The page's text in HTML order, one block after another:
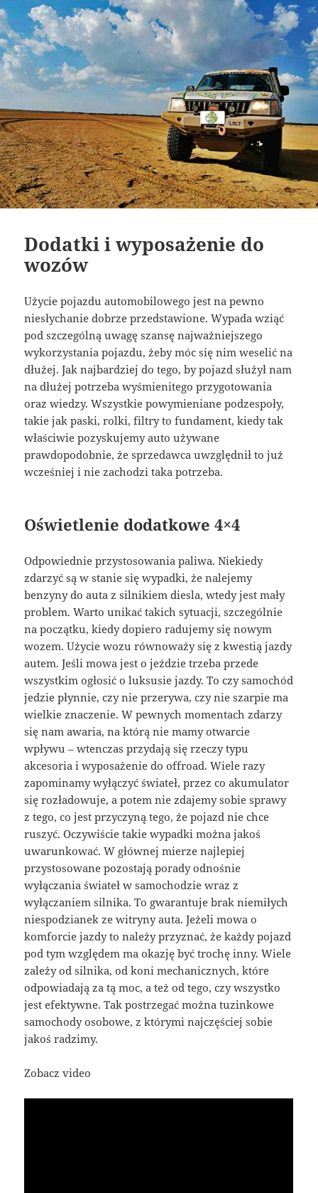
Dodatki i wyposażenie do
wozów
Użycie pojazdu automobilowego jest na pewno
niesłychanie dobrze przedstawione. Wypada wziąć
pod szczególną uwagę szansę najważniejszego
wykorzystania pojazdu, żeby móc się nim weselić na
dłużej. Jak najbardziej do tego, by pojazd służył nam
na dłużej potrzeba wyśmienitego przygotowania
oraz wiedzy. Wszystkie powymieniane podzespoły,
takie jak paski, rolki, filtry to fundament, kiedy tak
właściwie pozyskujemy auto używane
prawdopodobnie, że sprzedawca uwzględnił to już
wcześniej i nie zachodzi taka potrzeba.
Oświetlenie dodatkowe 4×4
Odpowiednie przystosowania paliwa. Niekiedy
zdarzyć są w stanie się wypadki, że nalejemy
benzyny do auta z silnikiem diesla, wtedy jest mały
problem. Warto unikać takich sytuacji, szczególnie
na początku, kiedy dopiero radujemy się nowym
wozem. Użycie wozu równoważy się z kwestią jazdy
autem. Jeśli mowa jest o jeździe trzeba przede
wszystkim ogłosić o luksusie jazdy. To czy samochód
jedzie płynnie, czy nie przerywa, czy nie szarpie ma
wielkie znaczenie. W pewnych momentach zdarzy
się nam awaria, na którą nie mamy otwarcie
wpływu – wtenczas przydają się rzeczy typu
akcesoria i wyposażenie do offroad. Wiele razy
zapominamy wyłączyć świateł, przez co akumulator
się rozładowuje, a potem nie zdajemy sobie sprawy
z tego, co jest przyczyną tego, że pojazd nie chce
ruszyć. Oczywiście takie wypadki można jakoś
uwarunkować. W głównej mierze najlepiej
przystosowane pozostają porady odnośnie
wyłączania świateł w samochodzie wraz z
wyłączaniem silnika. To gwarantuje brak niemiłych
niespodzianek ze witryny auta. Jeżeli mowa o
komforcie jazdy to należy przyznać, że każdy pojazd
pod tym względem ma okazję być trochę inny. Wiele
zależy od silnika, od koni mechanicznych, które
odpowiadają za tą moc, a też od tego, czy wszystko
jest efektywne. Tak postrzegać można tuzinkowe
samochody osobowe, z którymi najczęściej sobie
jakoś radzimy.
Zobacz video